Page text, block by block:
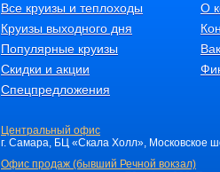
Все круизы и теплоходы
Круизы выходного дня
Популярные круизы
Скидки и акции
Спецпредложения
О
Центральный офис
г. Самара, БЦ «Скала Холл», Московское
Офис продаж (бывший Речной вокзал)